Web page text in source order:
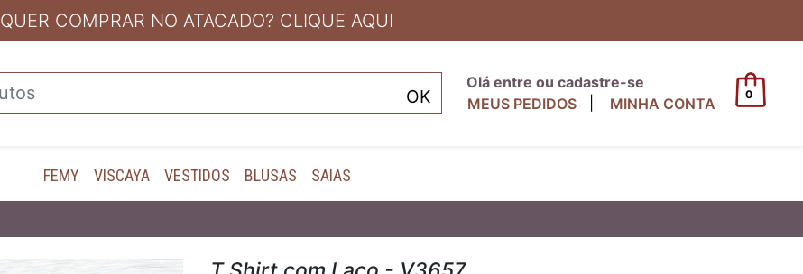
QUER COMPRAR NO ATACADO? CLIQUE AQUI
Olá entre ou cadastre-se
MEUS PEDIDOS
MINHA CONTA
0
FEMY VISCAYA VESTIDOS BLUSAS SAIAS